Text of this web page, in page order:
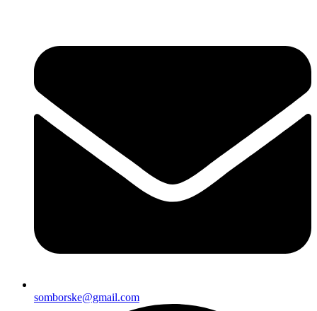
somborske@gmail.com